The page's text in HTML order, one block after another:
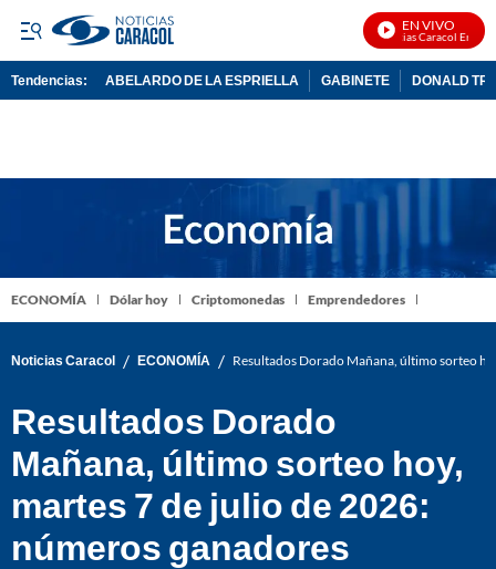
EN VIVO
Noticias Caracol En Vivo
Tendencias: ABELARDO DE LA ESPRIELLA GABINETE DONALD
ECONOMÍA Dólar hoy Criptomonedas Emprendedores
Noticias Caracol / ECONOMÍA / Resultados Dorado Mañana, último sorteo
Resultados Dorado
Mañana, último sorteo hoy,
martes 7 de julio de 2026:
números ganadores